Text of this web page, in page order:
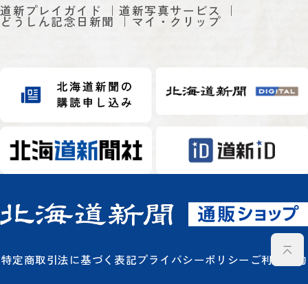
道新プレイガイド 道新写真サービス
どうしん記念日新聞 マイ・クリップ
特定商取引法に基づく表記プライバシーポリシー ご利用規約